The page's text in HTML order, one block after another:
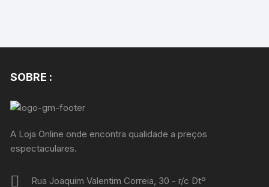
SOBRE :
A Loja Online onde encontra qualidade a preços
espectaculares.
Rua Joaquim Valentim Correia, 30 - r/c Dtº